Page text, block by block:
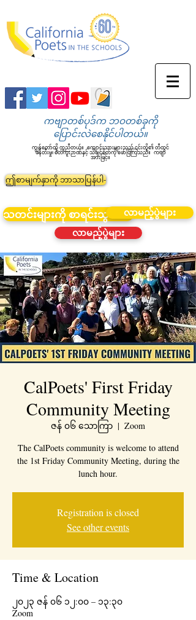
ကဗျာတစ်ပုဒ်က ဘဝတစ်ခုကို
ပြောင်းလဲစေနိုင်ပါတယ်။
ကျွန်တော်တို့ ကူညီတယ်။ ကျောင်းသားများသည် ၎င်းတို့၏ တီထွင်
ဖန်တီးမှု၊ စိတ်ကူးဉာဏ်နှင့် သိချင်စိတ်ကို ဖော်ပြကြသည်။ ကဗျာ
အားဖြင့်။
ဤစာမျက်နှာကို ဘာသာပြန်ပါ-
သတင်းများကို စာရင်းသွင်းပါ။လာမည့်ပွဲများ
လာမည့်ပွဲများ
CalPoets' First Friday
Community Meeting
ဇန် ၀၆ သောကြာ
  |
Zoom
The CalPoets community is welcome to attend
the 1st Friday Community Meeting, during the
lunch hour.
Registration is closed
See other events
Time & Location
၂၀၂၃ ဇန် ၀၆ ၁၂:၀၀ – ၁၃:၃၀
Zoom